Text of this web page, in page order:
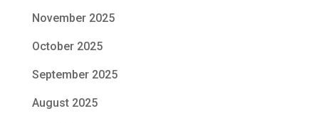
November 2025
October 2025
September 2025
August 2025